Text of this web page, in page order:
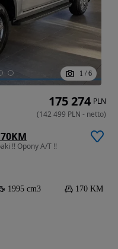
1 / 6
!! Opony A/T !!
1995 cm3
170 KM
175 274 PLN
(142 499 PLN - netto)